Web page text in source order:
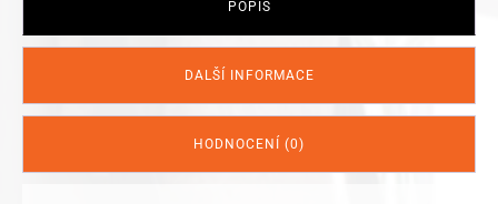
POPIS
DALŠÍ INFORMACE
HODNOCENÍ (0)